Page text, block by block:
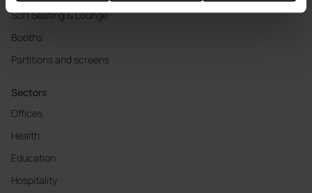
Soft Seating & Lounge
Booths
Partitions and screens
Sectors
Offices
Health
Education
Hospitality